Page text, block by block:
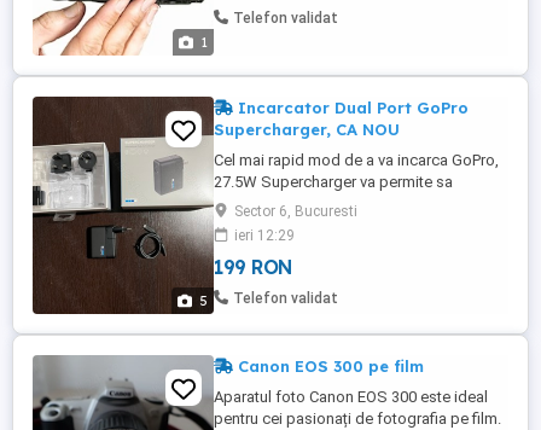
1
Telefon validat
5
Incarcator Dual Port GoPro
Supercharger, CA NOU
Cel mai rapid mod de a va incarca GoPro,
27.5W Supercharger va permite sa
incarcati doua dispozitive GoPro simultan
- oriunde in lume. Portul USB-C ofera o
incarcare de 20-70% mai rapida pe
dispozitivele compatibile cu incarcare
rapida in comparatie cu utilizarea unui
Sector 6, Bucuresti
ieri 12:29
199 RON
Telefon validat
Canon EOS 300 pe film
Aparatul foto Canon EOS 300 este ideal
pentru cei pasionați de fotografia pe film.